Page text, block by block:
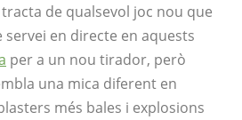
de qualsevol joc nou que
en directe en aquests
per a un nou tirador, però
una mica diferent en
més bales i explosions